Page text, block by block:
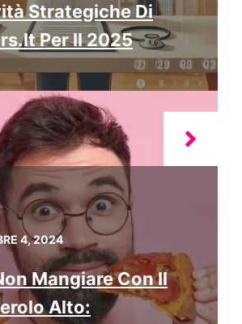
Strategiche Di
Per Il 2025
4, 2024
Mangiare Con Il
Alto: